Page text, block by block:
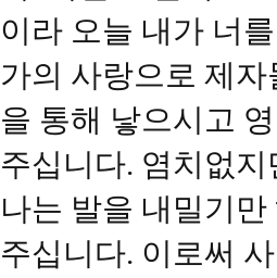
이라 오늘 내가 너
가의 사랑으로 제
을 통해 낳으시고
주십니다. 염치없
나는 발을 내밀기
주십니다. 이로써